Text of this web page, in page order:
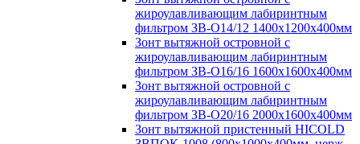
жироулавливающим лабиринтным
фильтром ЗВ-О14/12 1400х1200х400мм
Зонт вытяжной островной с
жироулавливающим лабиринтным
фильтром ЗВ-О16/16 1600х1600х400мм
Зонт вытяжной островной с
жироулавливающим лабиринтным
фильтром ЗВ-О20/16 2000х1600х400мм
Зонт вытяжной пристенный HICOLD